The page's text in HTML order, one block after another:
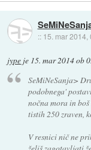
:: 15. mar 2014,
jype je 15. mar 2014 ob
SeMiNeSanja>
podobnega'
nočna mora in
tistih 250 zraven,
V resnici nič ne